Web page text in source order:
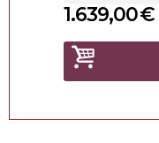
€
1.639,00